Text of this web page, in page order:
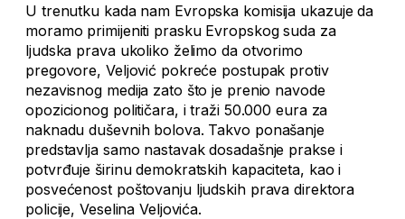
U trenutku kada nam Evropska komisija ukazuje da
moramo primijeniti prasku Evropskog suda za
ljudska prava ukoliko želimo da otvorimo
pregovore, Veljović pokreće postupak protiv
nezavisnog medija zato što je prenio navode
opozicionog političara, i traži 50.000 eura za
naknadu duševnih bolova. Takvo ponašanje
predstavlja samo nastavak dosadašnje prakse i
potvrđuje širinu demokratskih kapaciteta, kao i
posvećenost poštovanju ljudskih prava direktora
policije, Veselina Veljovića.